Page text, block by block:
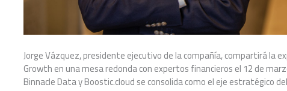
Jorge Vázquez, presidente ejecutivo de la compañía, compartirá la
Growth en una mesa redonda con expertos financieros el 12 de
Binnacle Data y Boostic.cloud se consolida como el eje estratégico